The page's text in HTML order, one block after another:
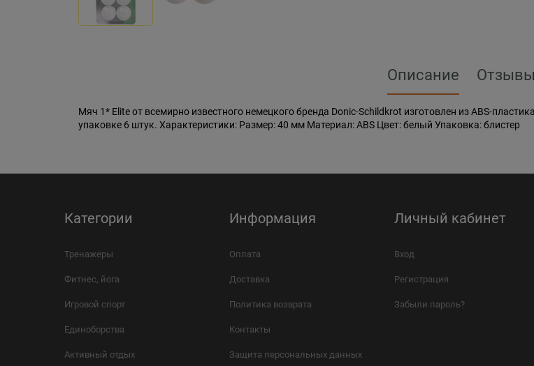
Описание Отзывы
Мяч 1* Elite от всемирно известного немецкого бренда Donic-Schildkrot изготовлен из ABS-
упаковке 6 штук. Характеристики: Размер: 40 мм Материал: ABS Цвет: белый Упаковка: блистер
Категории
Тренажеры
Фитнес, йога
Игровой спорт
Единоборства
Активный отдых
Информация
Оплата
Доставка
Политика возврата
Контакты
Защита персональных данных
Личный кабинет
Вход
Регистрация
Забыли пароль?